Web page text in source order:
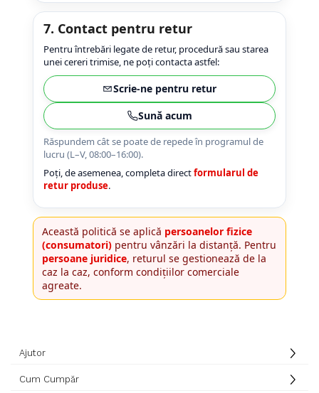
7. Contact pentru retur
Pentru întrebări legate de retur, procedură sau starea
unei cereri trimise, ne poți contacta astfel:
Scrie-ne pentru retur
Sună acum
Răspundem cât se poate de repede în programul de
lucru (L–V, 08:00–16:00).
Poți, de asemenea, completa directformularul de
retur produse.
Această politică se aplică persoanelor fizice
(consumatori)pentru vânzări la distanță. Pentru
persoane juridice, returul se gestionează de la
caz la caz, conform condițiilor comerciale
agreate.
Ajutor
Cum Cumpăr